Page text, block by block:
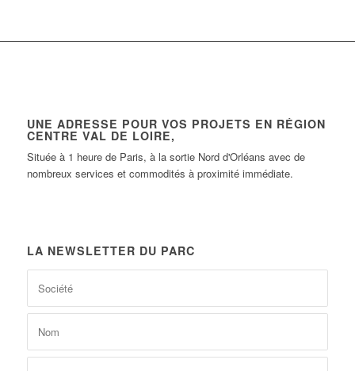
UNE ADRESSE POUR VOS PROJETS EN RÉGION
CENTRE VAL DE LOIRE,
Située à 1 heure de Paris, à la sortie Nord d'Orléans avec de
nombreux services et commodités à proximité immédiate.
LA NEWSLETTER DU PARC